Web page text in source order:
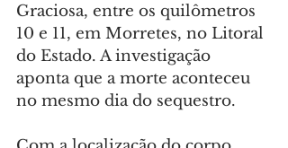
Graciosa, entre os quilômetros
10 e 11, em Morretes, no Litoral
do Estado. A investigação
aponta que a morte aconteceu
no mesmo dia do sequestro.